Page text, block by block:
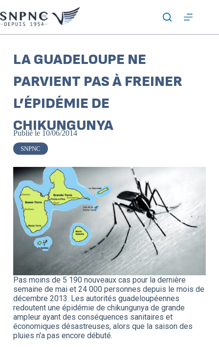
LA GUADELOUPE NE
PARVIENT PAS À FREINER
L’ÉPIDÉMIE DE
CHIKUNGUNYA
Publié le 10/06/2014
SNPNC
Pas moins de 5 190 nouveaux cas pour la dernière
semaine de mai et 24 000 personnes depuis le mois de
décembre 2013. Les autorités guadeloupéennes
redoutent une épidémie de chikungunya de grande
ampleur ayant des conséquences sanitaires et
économiques désastreuses, alors que la saison des
pluies n'a pas encore débuté.